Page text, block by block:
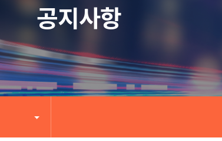
공지사항